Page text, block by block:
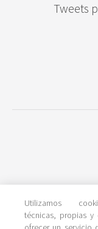
Tweets
Utilizamos
técnicas, propias y